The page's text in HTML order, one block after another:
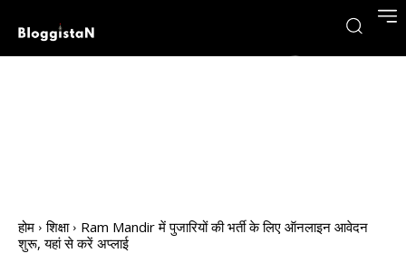
होम शिक्षा
Ram Mandir में पुजारियों की भर्ती के लिए ऑनलाइन आवेदन
शुरू, यहां से करें अप्लाई